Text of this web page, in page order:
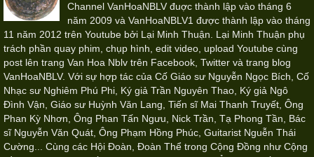
Channel VanHoaNBLV đuợc thành lập vào tháng 6
năm 2009 và VanHoaNBLV1 được thành lập vào tháng
11 năm 2012 trên Youtube bởi Lại Minh Thuận. Lại Minh Thuận phụ
trách phần quay phim, chụp hình, edit video, upload Youtube cùng
post lên trang Van Hoa Nblv trên Facebook, Twitter và trang blog
VanHoaNBLV. Với sự hợp tác của Cố Giáo sư Nguyễn Ngọc Bích, Cố
Nhạc sư Nghiêm Phú Phi, Ký giả Trần Nguyên Thao, Ký giả Ngô
Đình Vận, Giáo sư Huỳnh Văn Lang, Tiến sĩ Mai Thanh Truyết, Ông
Phan Kỳ Nhơn, Ông Phan Tấn Ngưu, Nick Trần, Tạ Phong Tần, Bác
sĩ Nguyễn Văn Quát, Ông Phạm Hồng Phúc, Guitarist Nguễn Thái
Cường... Cùng các Hội Đoàn, Đoàn Thể trong Cộng Đồng như Cộng